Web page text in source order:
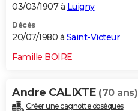
03/03/1907 à Luigny
Décès
20/07/1980 à Saint-Victeur
Famille BOIRE
Andre CALIXTE (70 ans)
Créer une cagnotte obsèques